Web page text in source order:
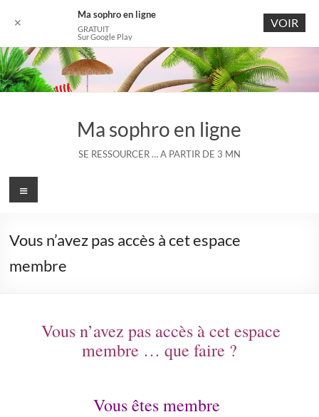
Aller
au
contenu
Ma sophro en ligne
SE RESSOURCER … A PARTIR DE 3 MN
Menu
Vous n’avez pas accès à cet espace
membre
Vous n’avez pas accès à cet espace
membre … que faire ?
Vous êtes membre
✕
Ma sophro en ligne
GRATUIT
Sur Google Play
VOIR